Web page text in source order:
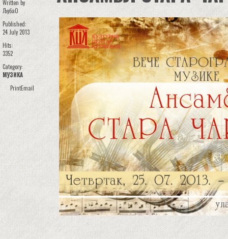
Written by
ЉубаО
Published:
24 July 2013
Hits:
3352
Category:
МУЗИКА
PrintEmail